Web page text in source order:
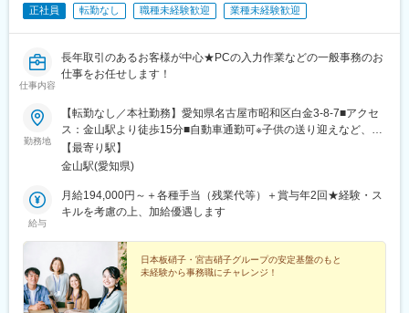
正社員 転勤なし 職種未経験歓迎 業種未経験歓迎
仕事内容
長年取引のあるお客様が中心★PCの入力作業などの一般事務のお
仕事をお任せします！
勤務地
【転勤なし／本社勤務】愛知県名古屋市昭和区白金3-8-7■アクセ
ス：金山駅より徒歩15分■自動車通勤可※子供の送り迎えなど、相
談に応じて可能となります。★UIターン歓迎！★転勤なしだから
好きな場所で長く働ける
【最寄り駅】
金山駅(愛知県)
給与
月給194,000円～＋各種手当（残業代等）＋賞与年2回★経験・ス
キルを考慮の上、加給優遇します
日本板硝子・宮吉硝子グループの安定基盤のもと
未経験から事務職にチャレンジ！